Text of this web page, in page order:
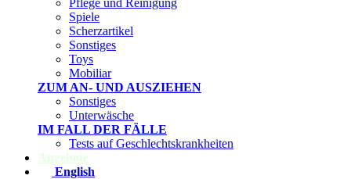
Pflege und Reinigung
Spiele
Scherzartikel
Sonstiges
Toys
Mobiliar
ZUM AN- UND AUSZIEHEN
Sonstiges
Unterwäsche
IM FALL DER FÄLLE
Tests auf Geschlechtskrankheiten
Angebote
English